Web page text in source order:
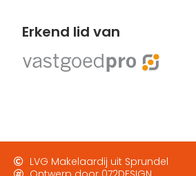
Erkend lid van
LVG Makelaardij uit Sprundel